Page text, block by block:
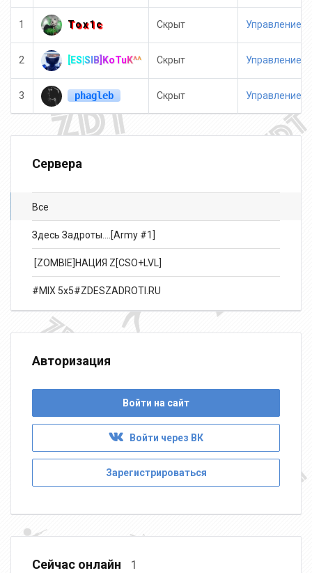
1 Tox1c Скрыт Управление
2 [ES|SIB]KoTuK^^ Скрыт Управление
3 phagleb Скрыт Управление
Сервера
Все
Здесь Задроты....[Army #1]
️ [ZOMBIE]НАЦИЯ Z[CSO+LVL]
#MIX 5x5#ZDESZADROTI.RU
Авторизация
Войти на сайт
Войти через ВК
Зарегистрироваться
Сейчас онлайн 1